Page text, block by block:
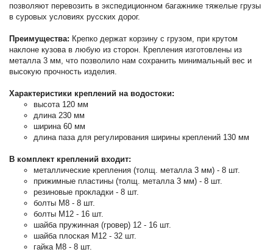
позволяют перевозить в экспедиционном багажнике тяжелые грузы
в суровых условиях русских дорог.
Преимущества: Крепко держат корзину с грузом, при крутом
наклоне кузова в любую из сторон. Крепления изготовлены из
металла 3 мм, что позволило нам сохранить минимальный вес и
высокую прочность изделия.
Характеристики креплений на водостоки:
высота 120 мм
длина 230 мм
ширина 60 мм
длина паза для регулирования ширины креплений 130 мм
В комплект креплений входит:
металлические крепления (толщ. металла 3 мм) - 8 шт.
прижимные пластины (толщ. металла 3 мм) - 8 шт.
резиновые прокладки - 8 шт.
болты М8 - 8 шт.
болты М12 - 16 шт.
шайба пружинная (гровер) 12 - 16 шт.
шайба плоская М12 - 32 шт.
гайка М8 - 8 шт.